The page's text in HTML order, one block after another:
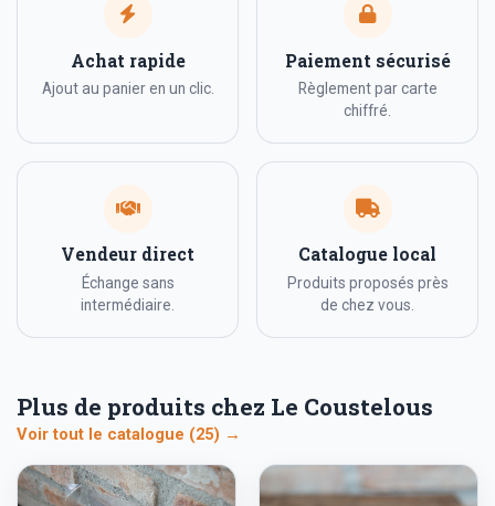
Achat rapide
Ajout au panier en un clic.
Paiement sécurisé
Règlement par carte
chiffré.
Vendeur direct
Échange sans
intermédiaire.
Catalogue local
Produits proposés près
de chez vous.
Plus de produits chez Le Coustelous
Voir tout le catalogue (25) →